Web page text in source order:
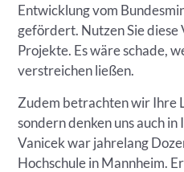
Entwicklung vom
gefördert. Nutzen Sie
Projekte. Es wäre schade,
verstreichen ließen.
Zudem betrachten wir Ihre
sondern denken uns auch
Vanicek war jahrelang
Hochschule in Mannheim.